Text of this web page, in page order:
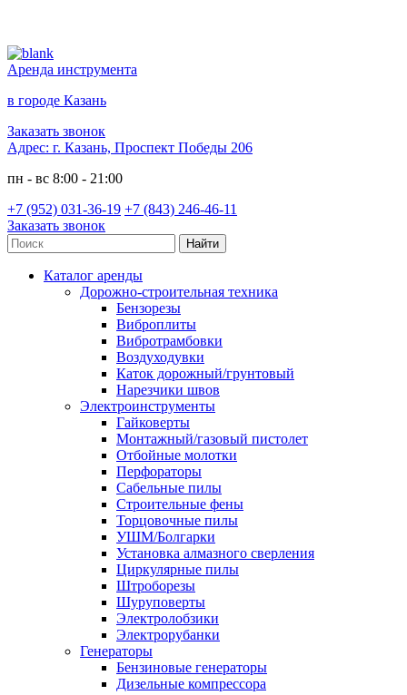
Аренда инструмента
в городе Казань
Заказать звонок
Адрес: г. Казань, Проспект Победы 206
пн - вс 8:00 - 21:00
+7 (952) 031-36-19 +7 (843) 246-46-11
Заказать звонок
Каталог аренды
Дорожно-строительная техника
Бензорезы
Виброплиты
Вибротрамбовки
Воздуходувки
Каток дорожный/грунтовый
Нарезчики швов
Электроинструменты
Гайковерты
Монтажный/газовый пистолет
Отбойные молотки
Перфораторы
Сабельные пилы
Строительные фены
Торцовочные пилы
УШМ/Болгарки
Установка алмазного сверления
Циркулярные пилы
Штроборезы
Шуруповерты
Электролобзики
Электрорубанки
Генераторы
Бензиновые генераторы
Дизельные компрессора